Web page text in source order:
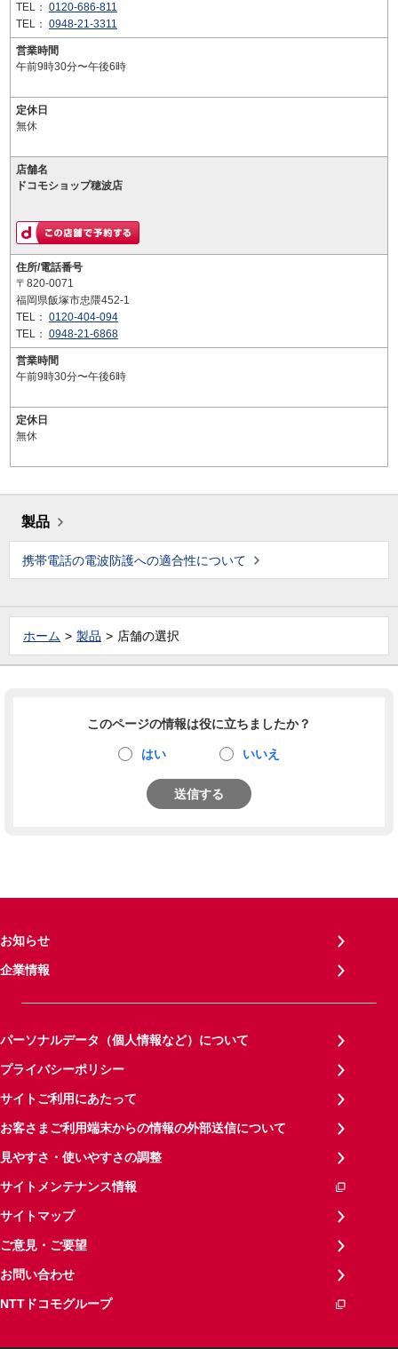
TEL： 0120-686-811
TEL： 0948-21-3311
営業時間
午前9時30分〜午後6時
定休日
無休
店舗名
ドコモショップ穂波店
住所/電話番号
〒820-0071
福岡県飯塚市忠隈452-1
TEL： 0120-404-094
TEL： 0948-21-6868
営業時間
午前9時30分〜午後6時
定休日
無休
製品
携帯電話の電波防護への適合性について
ホーム 製品 店舗の選択
このページの情報は役に立ちましたか？
はい いいえ
送信する
お知らせ
企業情報
パーソナルデータ（個人情報など）について
プライバシーポリシー
サイトご利用にあたって
お客さまご利用端末からの情報の外部送信について
見やすさ・使いやすさの調整
サイトメンテナンス情報
サイトマップ
ご意見・ご要望
お問い合わせ
NTTドコモグループ